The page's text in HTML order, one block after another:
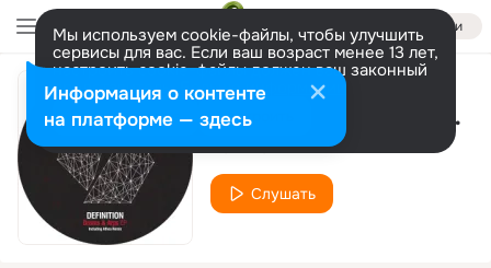
Войти
Мы используем cookie-файлы, чтобы улучшить
сервисы для вас. Если ваш возраст менее 13 лет,
настроить cookie-файлы должен ваш законный
представитель. Больше информации
Разрешить все Настроить Drums & Arps (Athea Remix)
Definition
Слушать
Информация о контенте
на платформе — здесь